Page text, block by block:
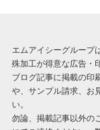
エムアイシーグループ
殊加工が得意な広告・
ブログ記事に掲載の印
や、サンプル請求、お
い。
勿論、掲載記事以外の